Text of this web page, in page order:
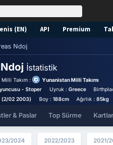
(EN) API Premium
Ndoj
İstatistik
Milli Takım :
Yunanistan Milli Takımı
- Stoper Uyruk : Greece
(2/02 2003) Boy : 188cm Ağırlık :85kg
& Paslar Top Sürme
2024 2022/2023 2021/